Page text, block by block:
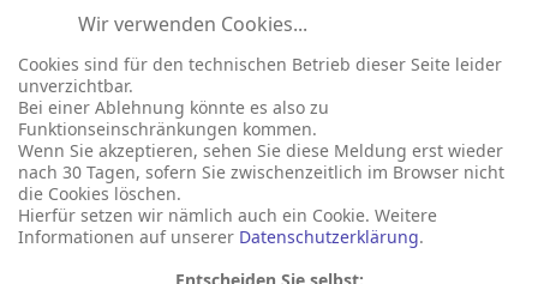
Jumping Fitness Intervall
16. Juli 2026
Jumping Fitness Erwachsene
16. Juli 2026
Kinderfest in Neukirchen
16. Juli 2026
Wir verwenden Cookies...
Cookies sind für den technischen Betrieb dieser Seite leider
unverzichtbar.
Bei einer Ablehnung könnte es also zu
Funktionseinschränkungen kommen.
Wenn Sie akzeptieren, sehen Sie diese Meldung erst wieder
nach 30 Tagen, sofern Sie zwischenzeitlich im Browser nicht
die Cookies löschen.
Hierfür setzen wir nämlich auch ein Cookie. Weitere
Informationen auf unserer Datenschutzerklärung.